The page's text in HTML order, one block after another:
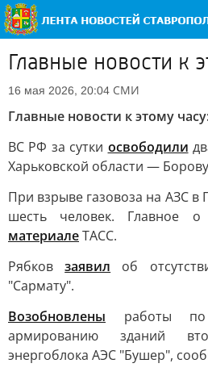
Главные новости к
16 мая 2026, 20:04 СМИ
Главные новости к этому
ВС РФ за сутки освободили
Харьковской области —
При взрыве газовоза на АЗС в
шесть человек. Главное
материалеТАСС.
Рябковзаявил об
"Сармату".
Возобновлены работы по
армированию зданий
энергоблока АЭС "Бушер",